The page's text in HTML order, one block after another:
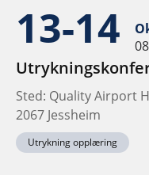
13-14
Sted: Quality Airport
2067 Jessheim
Utrykning opplæring